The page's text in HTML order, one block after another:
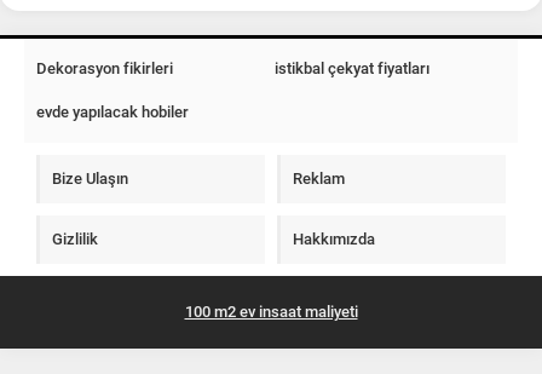
Dekorasyon fikirleri istikbal çekyat fiyatları
evde yapılacak hobiler
Bize Ulaşın Reklam
Gizlilik Hakkımızda
100 m2 ev insaat maliyeti